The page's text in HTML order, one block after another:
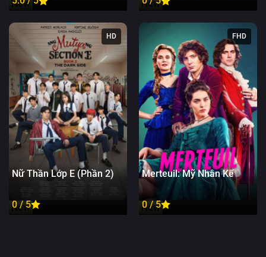
New New
Mê Cung
HD
New
Nữ Thần Lớp E (Phần 2)
0 / 5
FHD
New
Merteuil: Mỹ Nhân Kế
0 / 5